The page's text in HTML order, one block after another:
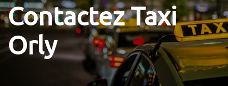
Contactez Taxi
Orly